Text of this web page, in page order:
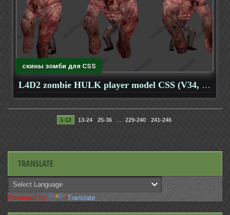
скины зомби для CSS
L4D2 zombie HULK player model CSS (V34, OB)
1-12 13-24 25-36 229-240 241-246
TRANSLATE
Powered by Translate